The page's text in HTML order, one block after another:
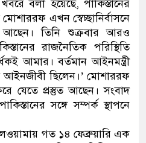
বলা হয়েছে, পাকিস্তানের
এখন স্বেচ্ছানির্বাসনে
তিনি শুক্রবার আরও
রাজনৈতিক পরিস্থিতি
আমার। বর্তমান আইনমন্ত্রী
আইনজীবী ছিলেন।’ মোশাররফ
যেতে প্রস্তুত আছেন। সংবাদ
সঙ্গে সম্পর্ক স্থাপনে
গত ১৪ ফেব্রুয়ারি এক